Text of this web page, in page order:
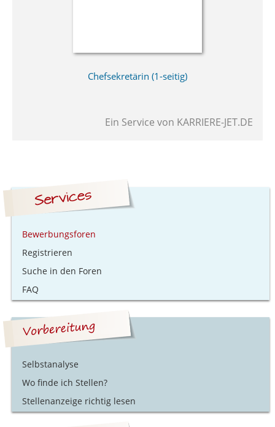
Chefsekretärin (1-seitig)
Ein Service von KARRIERE-JET.DE
Bewerbungsforen
Registrieren
Suche in den Foren
FAQ
Selbstanalyse
Wo finde ich Stellen?
Stellenanzeige richtig lesen